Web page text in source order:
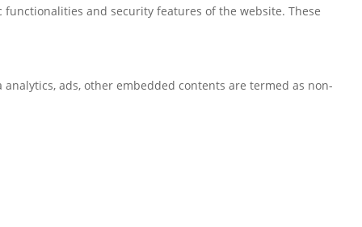
and security features of the website. These
ads, other embedded contents are termed as non-